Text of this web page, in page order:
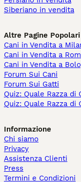
Siberiano in vendita
Altre Pagine Popolari
Cani in Vendita a
Cani in Vendita a
Cani in Vendita a
Forum Sui Cani
Forum Sui Gatti
Quiz: Quale Razza di
Quiz: Quale Razza di
Informazione
Chi siamo
Privacy
Assistenza Clienti
Press
Termini e Condizioni